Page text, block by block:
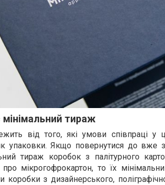
тираж
від того, які умови співпраці у
упаковки. Якщо повернутися до вже
тираж коробок з палітурного
про мікрогофрокартон, то їх
коробки з дизайнерського,